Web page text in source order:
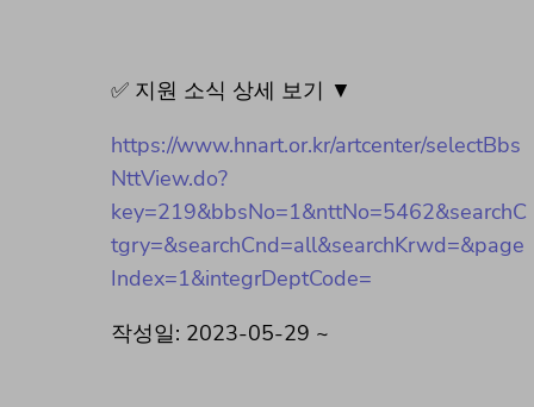
✅ 지원 소식 상세 보기 ▼
https://www.hnart.or.kr/artcenter/selectBbs
NttView.do?
key=219&bbsNo=1&nttNo=5462&searchC
tgry=&searchCnd=all&searchKrwd=&page
Index=1&integrDeptCode=
작성일: 2023-05-29 ~